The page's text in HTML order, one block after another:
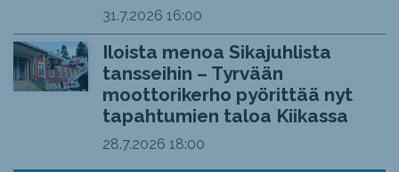
31.7.2026 16:00
Iloista menoa Sikajuhlista
tansseihin – Tyrvään
moottorikerho pyörittää nyt
tapahtumien taloa Kiikassa
28.7.2026 18:00